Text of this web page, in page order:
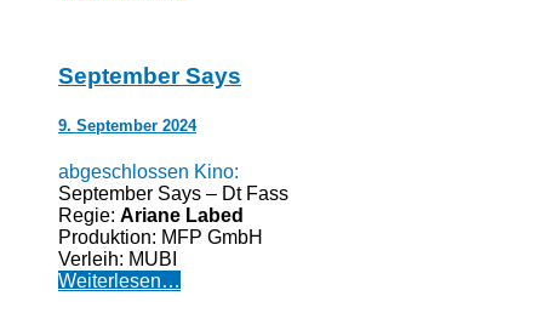
September Says
9. September 2024
abgeschlossen Kino:
September Says – Dt Fass
Regie: Ariane Labed
Produktion: MFP GmbH
Verleih: MUBI
Weiterlesen…